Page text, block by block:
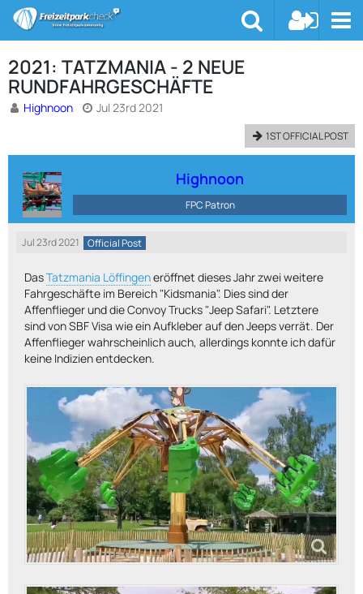
2021: TATZMANIA - 2 NEUE
RUNDFAHRGESCHÄFTE
Highnoon Jul 23rd 2021
1ST OFFICIAL POST
Highnoon
FPC Patron
Jul 23rd 2021 Official Post
DasTatzmania Löffingeneröffnet dieses Jahr zwei weitere
Fahrgeschäfte im Bereich "Kidsmania". Dies sind der
Affenflieger und die Convoy Trucks "Jeep Safari". Letztere
sind von SBF Visa wie ein Aufkleber auf den Jeeps verrät. Der
Affenflieger wahrscheinlich auch, allerdings konnte ich dafür
keine Indizien entdecken.